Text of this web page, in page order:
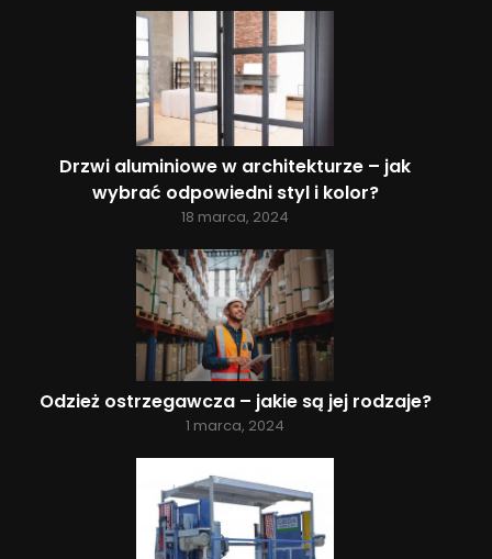
Drzwi aluminiowe w architekturze – jak
wybrać odpowiedni styl i kolor?
18 marca, 2024
Odzież ostrzegawcza – jakie są jej rodzaje?
1 marca, 2024